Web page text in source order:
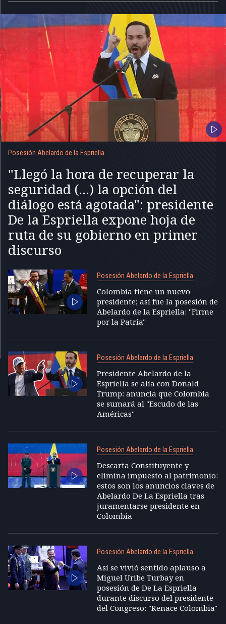
Posesión Abelardo de la Espriella
"Llegó la hora de recuperar la
seguridad (...) la opción del
diálogo está agotada": presidente
De la Espriella expone hoja de
ruta de su gobierno en primer
discurso
Posesión Abelardo de la Espriella
Colombia tiene un nuevo
presidente; así fue la posesión de
Abelardo de la Espriella: "Firme
por la Patria"
Posesión Abelardo de la Espriella
Presidente Abelardo de la
Espriella se alía con Donald
Trump: anuncia que Colombia
se sumará al "Escudo de las
Américas"
Posesión Abelardo de la Espriella
Descarta Constituyente y
elimina impuesto al patrimonio:
estos son los anuncios claves de
Abelardo De La Espriella tras
juramentarse presidente en
Colombia
Posesión Abelardo de la Espriella
Así se vivió sentido aplauso a
Miguel Uribe Turbay en
posesión de De La Espriella
durante discurso del presidente
del Congreso: "Renace Colombia"